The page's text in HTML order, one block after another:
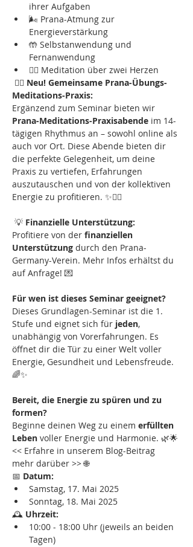
ihrer Aufgaben
🌬️ Prana-Atmung zur
Energieverstärkung
🤲 Selbstanwendung und
Fernanwendung
🧘‍♀️ Meditation über zwei Herzen
🧘‍♂️ Neu! Gemeinsame Prana-Übungs-
Meditations-Praxis:
Ergänzend zum Seminar bieten wir
Prana-Meditations-Praxisabende im 14-
tägigen Rhythmus an – sowohl online als
auch vor Ort. Diese Abende bieten dir
die perfekte Gelegenheit, um deine
Praxis zu vertiefen, Erfahrungen
auszutauschen und von der kollektiven
Energie zu profitieren. ✨🧘‍♂️
💡 Finanzielle Unterstützung:
Profitiere von der finanziellen
Unterstützung durch den Prana-
Germany-Verein. Mehr Infos erhältst du
auf Anfrage! 💌
Für wen ist dieses Seminar geeignet?
Dieses Grundlagen-Seminar ist die 1.
Stufe und eignet sich für jeden,
unabhängig von Vorerfahrungen. Es
öffnet dir die Tür zu einer Welt voller
Energie, Gesundheit und Lebensfreude.
🌈✨
Bereit, die Energie zu spüren und zu
formen?
Beginne deinen Weg zu einem erfüllten
Leben voller Energie und Harmonie. 🌿🌟
<< Erfahre in unserem Blog-Beitrag
mehr darüber >> 🌐
📅 Datum:
Samstag, 17. Mai 2025
Sonntag, 18. Mai 2025
🕰️ Uhrzeit:
10:00 - 18:00 Uhr (jeweils an beiden
Tagen)